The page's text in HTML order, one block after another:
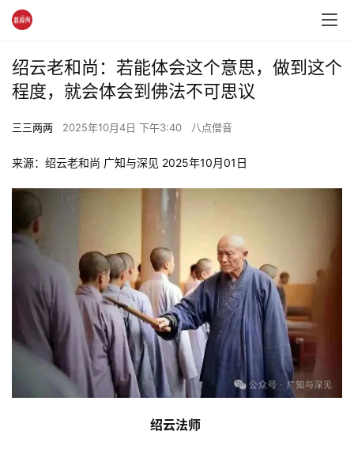
绍云老和尚：若能体会这个意思，做到这个
程度，就会体会到佛法不可思议
三三两两 2025年10月4日 下午3:40 八点僧音
来源：绍云老和尚 广知与深见 2025年10月01日
绍云法师